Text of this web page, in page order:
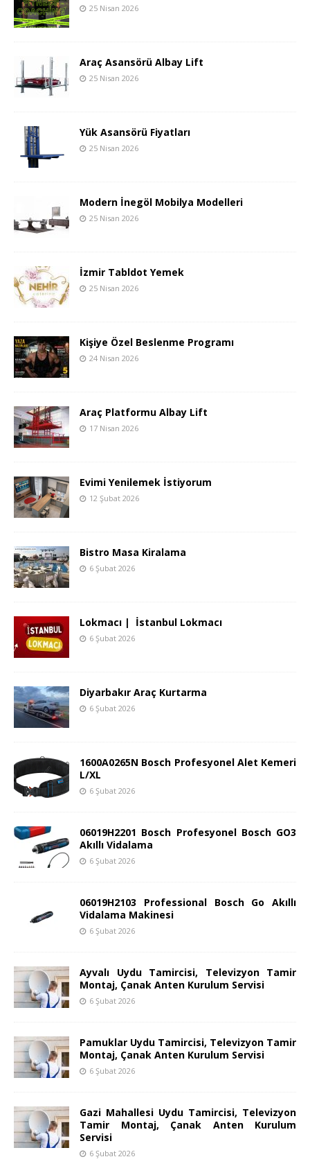
25 Nisan 2026
Araç Asansörü Albay Lift
25 Nisan 2026
Yük Asansörü Fiyatları
25 Nisan 2026
Modern İnegöl Mobilya Modelleri
25 Nisan 2026
İzmir Tabldot Yemek
25 Nisan 2026
Kişiye Özel Beslenme Programı
24 Nisan 2026
Araç Platformu Albay Lift
17 Nisan 2026
Evimi Yenilemek İstiyorum
12 Şubat 2026
Bistro Masa Kiralama
6 Şubat 2026
Lokmacı | İstanbul Lokmacı
6 Şubat 2026
Diyarbakır Araç Kurtarma
6 Şubat 2026
1600A0265N Bosch Profesyonel Alet Kemeri
L/XL
6 Şubat 2026
06019H2201 Bosch Profesyonel Bosch GO3
Akıllı Vidalama
6 Şubat 2026
06019H2103 Professional Bosch Go Akıllı
Vidalama Makinesi
6 Şubat 2026
Ayvalı Uydu Tamircisi, Televizyon Tamir
Montaj, Çanak Anten Kurulum Servisi
6 Şubat 2026
Pamuklar Uydu Tamircisi, Televizyon Tamir
Montaj, Çanak Anten Kurulum Servisi
6 Şubat 2026
Gazi Mahallesi Uydu Tamircisi, Televizyon
Tamir Montaj, Çanak Anten Kurulum
Servisi
6 Şubat 2026